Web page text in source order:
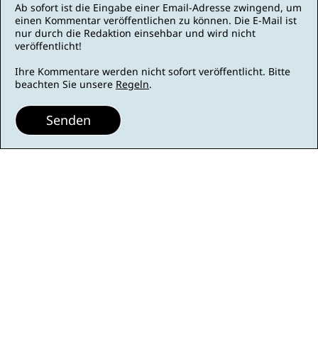
Ab sofort ist die Eingabe einer Email-Adresse zwingend, um
einen Kommentar veröffentlichen zu können. Die E-Mail ist
nur durch die Redaktion einsehbar und wird nicht
veröffentlicht!
Ihre Kommentare werden nicht sofort veröffentlicht. Bitte
beachten Sie unsere Regeln.
Senden